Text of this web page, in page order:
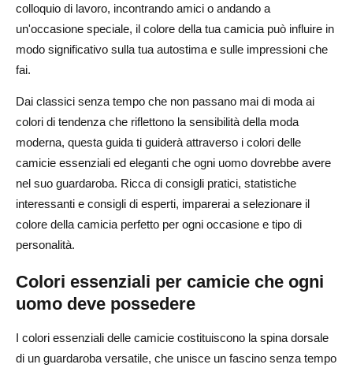
colloquio di lavoro, incontrando amici o andando a
un'occasione speciale, il colore della tua camicia può influire in
modo significativo sulla tua autostima e sulle impressioni che
fai.
Dai classici senza tempo che non passano mai di moda ai
colori di tendenza che riflettono la sensibilità della moda
moderna, questa guida ti guiderà attraverso i colori delle
camicie essenziali ed eleganti che ogni uomo dovrebbe avere
nel suo guardaroba. Ricca di consigli pratici, statistiche
interessanti e consigli di esperti, imparerai a selezionare il
colore della camicia perfetto per ogni occasione e tipo di
personalità.
Colori essenziali per camicie che ogni
uomo deve possedere
I colori essenziali delle camicie costituiscono la spina dorsale
di un guardaroba versatile, che unisce un fascino senza tempo